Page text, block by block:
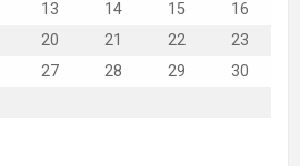
13 14 15
16
20 21 22
23
27 28 29
30